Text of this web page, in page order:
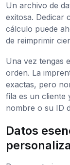
Un archivo de
exitosa. Dedicar
cálculo puede
de reimprimir
Una vez tengas
orden. La
exactas, pero
fila es un cliente
nombre o su ID
Datos